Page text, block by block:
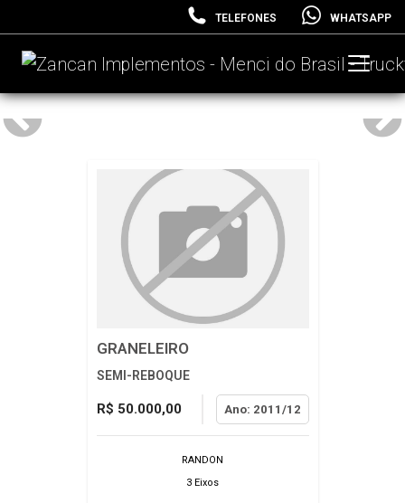
TELEFONES WHATSAPP
GRANELEIRO
SEMI-REBOQUE
R$ 50.000,00 Ano: 2011/12
RANDON
3 Eixos